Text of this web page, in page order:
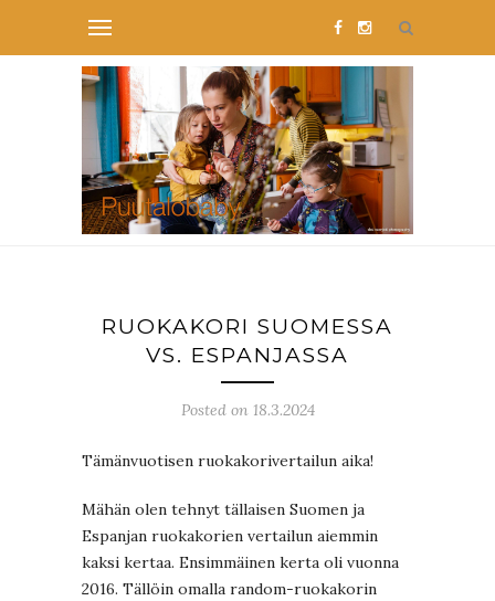
RUOKAKORI SUOMESSA
VS. ESPANJASSA
Posted on 18.3.2024
Tämänvuotisen ruokakorivertailun aika!
Mähän olen tehnyt tällaisen Suomen ja
Espanjan ruokakorien vertailun aiemmin
kaksi kertaa. Ensimmäinen kerta oli vuonna
2016. Tällöin omalla random-ruokakorin